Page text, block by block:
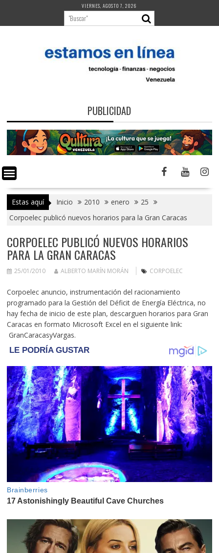
contenido
VIERNES, AGOSTO 7, 2026
PUBLICIDAD
Estas aquí Inicio 2010 enero
25
Corpoelec publicó nuevos horarios para la Gran Caracas
CORPOELEC PUBLICÓ NUEVOS HORARIOS
PARA LA GRAN CARACAS
25/01/2010 ALBERTO MARÍN MORÁN CORPOELEC
Corpoelec anuncio, instrumentación del racionamiento
programado para la Gestión del Déficit de Energía Eléctrica, no
hay fecha de inicio de este plan, descarguen horarios para Gran
Caracas en formato Microsoft Excel en el siguiente link:
GranCaracasyVargas.